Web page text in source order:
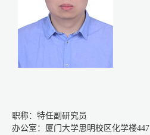
职称：特任副研究员
办公室：厦门大学思明校区化学楼447